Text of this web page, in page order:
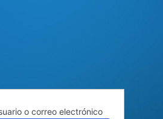
o correo electrónico